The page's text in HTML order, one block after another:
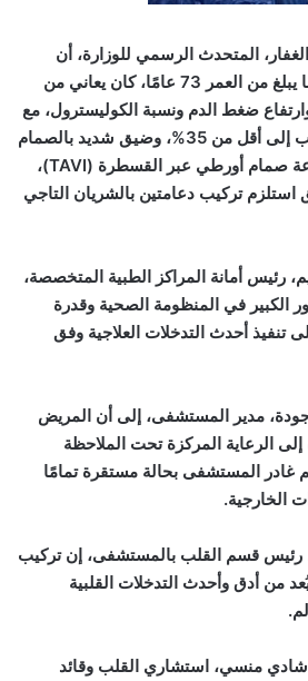
المتحدث الرسمي للوزارة، أن
المستشفى استقبل مريضًا يبلغ من العمر 73 عامًا، كان يعاني من
ضغط الدم ونسبة الكوليسترول، مع
انخفاض كفاءة عضلة القلب إلى أقل من 35%، وضيق شديد بالصمام
الأورطي سبق علاجه بزراعة صمام أورطي عبر القسطرة (TAVI)،
استلزم تركيب دعامتين بالشريان التاجي
رئيس أمانة المراكز الطبية المتخصصة،
الكبير في المنظومة الصحية وقدرة
تنفيذ أحدث التدخلات العلاجية وفق
مدير المستشفى، إلى أن المريض
الرعاية المركزة تحت الملاحظة
24 ساعة، ثم غادر المستشفى بحالة مستقرة تمامًا
الخارجية.
رئيس قسم القلب بالمستشفى، إن تركيب
من أدق وأحدث التدخلات القلبية
شادي منسي، استشاري القلب وقائد